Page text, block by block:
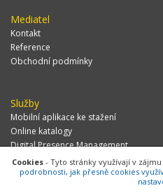
Mediatel
Kontakt
Reference
Obchodní podmínky
Služby
Mobilní aplikace ke stažení
Online katalogy
Digital Presence Management
Více zákazníků
Cookies - Tyto stránky využívají v
podrobnosti, jak přesně cookies